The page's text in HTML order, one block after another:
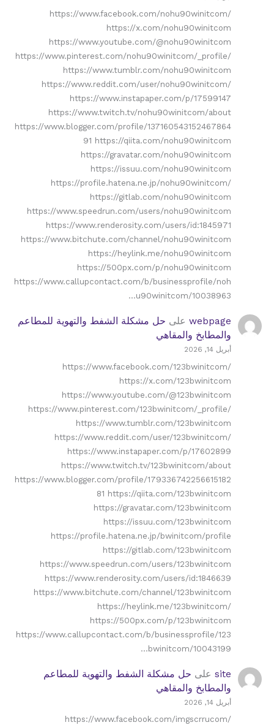
https://www.facebook.com/nohu90winitcom/
https://x.com/nohu90winitcom
https://www.youtube.com/@nohu90winitcom
https://www.pinterest.com/nohu90winitcom/_profile/
https://www.tumblr.com/nohu90winitcom
https://www.reddit.com/user/nohu90winitcom/
https://www.instapaper.com/p/17599147
https://www.twitch.tv/nohu90winitcom/about
https://www.blogger.com/profile/137160543152467864
91 https://qiita.com/nohu90winitcom
https://gravatar.com/nohu90winitcom
https://issuu.com/nohu90winitcom
https://profile.hatena.ne.jp/nohu90winitcom/
https://gitlab.com/nohu90winitcom
https://www.speedrun.com/users/nohu90winitcom
https://www.renderosity.com/users/id:1845971
https://www.bitchute.com/channel/nohu90winitcom
https://heylink.me/nohu90winitcom
https://500px.com/p/nohu90winitcom
https://www.callupcontact.com/b/businessprofile/noh
u90winitcom/10038963…
webpage على حل مشكلة الشفط والتهوية للمطاعم
والمطابخ والمقاهي
أبريل 14, 2026
https://www.facebook.com/123bwinitcom/
https://x.com/123bwinitcom
https://www.youtube.com/@123bwinitcom
https://www.pinterest.com/123bwinitcom/_profile/
https://www.tumblr.com/123bwinitcom
https://www.reddit.com/user/123bwinitcom/
https://www.instapaper.com/p/17602899
https://www.twitch.tv/123bwinitcom/about
https://www.blogger.com/profile/179336742256615182
81 https://qiita.com/123bwinitcom
https://gravatar.com/123bwinitcom
https://issuu.com/123bwinitcom
https://profile.hatena.ne.jp/bwinitcom/profile
https://gitlab.com/123bwinitcom
https://www.speedrun.com/users/123bwinitcom
https://www.renderosity.com/users/id:1846639
https://www.bitchute.com/channel/123bwinitcom
https://heylink.me/123bwinitcom/
https://500px.com/p/123bwinitcom
https://www.callupcontact.com/b/businessprofile/123
bwinitcom/10043199…
site على حل مشكلة الشفط والتهوية للمطاعم
والمطابخ والمقاهي
أبريل 14, 2026
https://www.facebook.com/imgscrrucom/